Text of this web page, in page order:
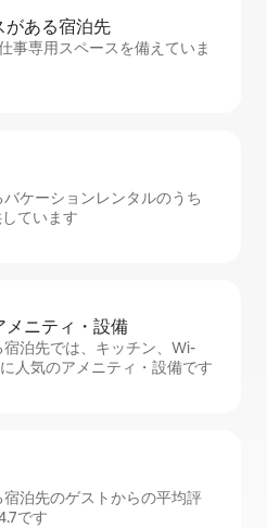
があ⁠る宿⁠泊⁠先
事専用スペースを備えていま
ケーションレンタルのうち
ています
メ⁠ニ⁠テ⁠ィ・設⁠備
泊先では、キッチン、Wi-
人気のアメニティ・設備です
泊先のゲストからの平均評
です